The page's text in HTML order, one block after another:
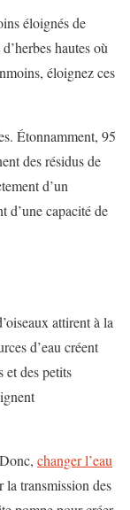
éloignés de
hautes où
éloignez ces
Étonnamment, 95
des résidus de
d’un
d’une capacité de
attirent à la
d’eau créent
et des petits
changer l’eau
transmission des